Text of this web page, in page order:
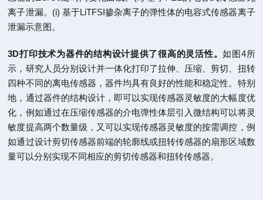
离子泄漏。(i) 基于LiTFSI掺杂离子的弹性体的电容式传感器离子
泄漏示意图。
3D打印技术为器件的结构设计提供了很高的灵活性。如图4所
示，研究人员分别设计并一体化打印了拉伸、压缩、剪切、扭转
四种不同的离电传感器，器件均具有良好的性能和稳定性。特别
地，通过器件的结构设计，即可以实现传感器灵敏度的大幅度优
化，例如通过在压缩传感器的介电弹性体层引入微结构可以将灵
敏度提高两个数量级，又可以实现传感器灵敏度的按需调控，例
如通过设计剪切传感器前端的轮廓线或扭转传感器的扇形区域数
量可以分别实现不同相应的剪切传感器和扭转传感器。